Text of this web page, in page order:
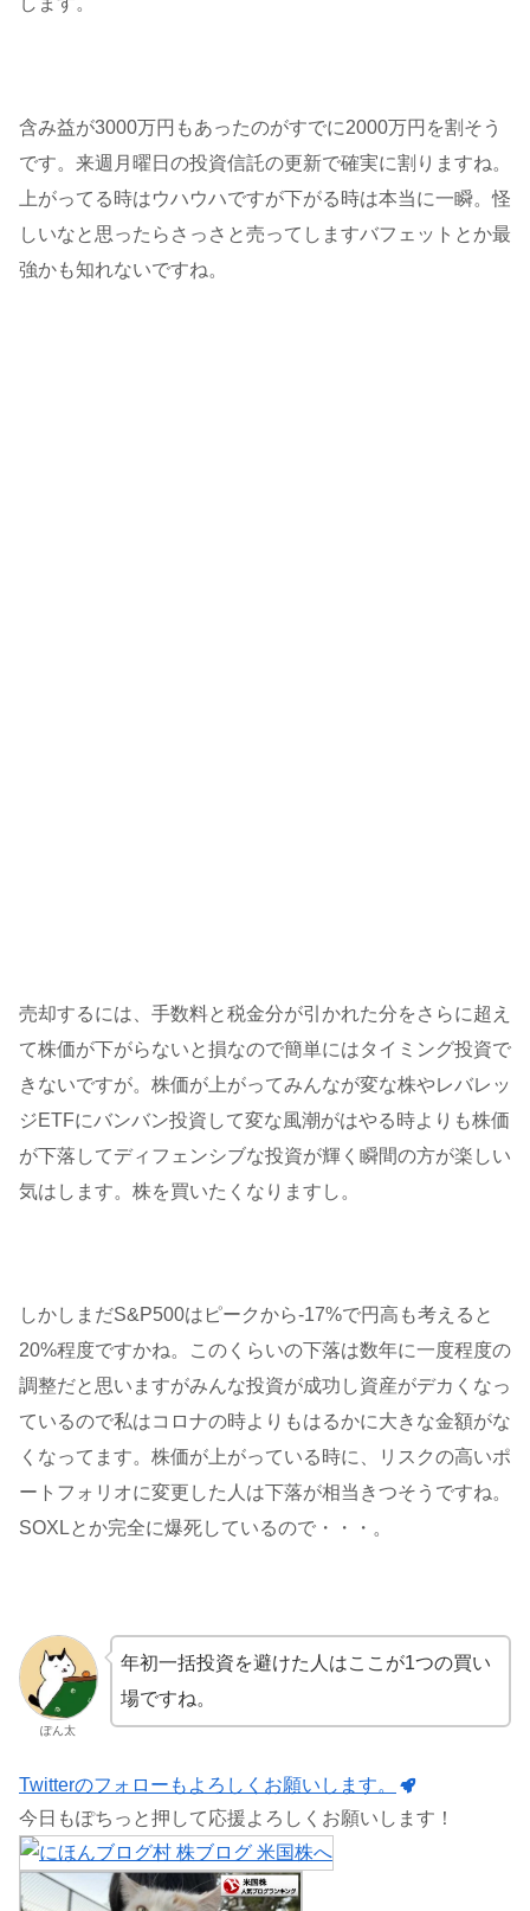
含み益が3000万円もあったのがすでに2000万円を割そう
です。来週月曜日の投資信託の更新で確実に割りますね。
上がってる時はウハウハですが下がる時は本当に一瞬。怪
しいなと思ったらさっさと売ってしますバフェットとか最
強かも知れないですね。
売却するには、手数料と税金分が引かれた分をさらに超え
て株価が下がらないと損なので簡単にはタイミング投資で
きないですが。株価が上がってみんなが変な株やレバレッ
ジETFにバンバン投資して変な風潮がはやる時よりも株価
が下落してディフェンシブな投資が輝く瞬間の方が楽しい
気はします。株を買いたくなりますし。
しかしまだS&P500はピークから-17%で円高も考えると
20%程度ですかね。このくらいの下落は数年に一度程度の
調整だと思いますがみんな投資が成功し資産がデカくなっ
ているので私はコロナの時よりもはるかに大きな金額がな
くなってます。株価が上がっている時に、リスクの高いポ
ートフォリオに変更した人は下落が相当きつそうですね。
SOXLとか完全に爆死しているので・・・。
ぽん太
年初一括投資を避けた人はここが1つの買い
場ですね。
Twitterのフォローもよろしくお願いします。
今日もぽちっと押して応援よろしくお願いします！